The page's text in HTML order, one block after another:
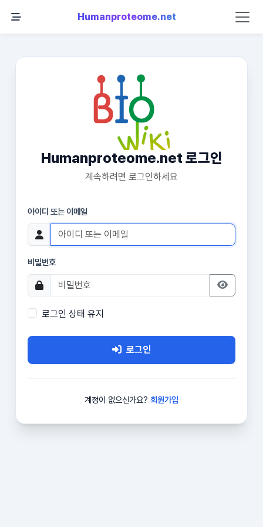
Humanproteome.net
Humanproteome.net 로그인
계속하려면 로그인하세요
아이디 또는 이메일
비밀번호
로그인 상태 유지
로그인
계정이 없으신가요? 회원가입